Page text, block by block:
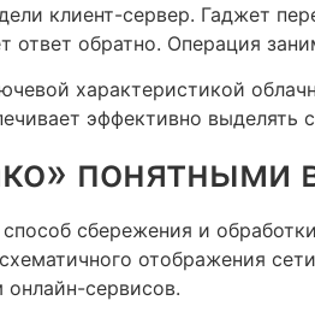
клиент-сервер. Гаджет
ответ обратно. Операция
характеристикой
эффективно
сбережения и
отображения
сервисов.